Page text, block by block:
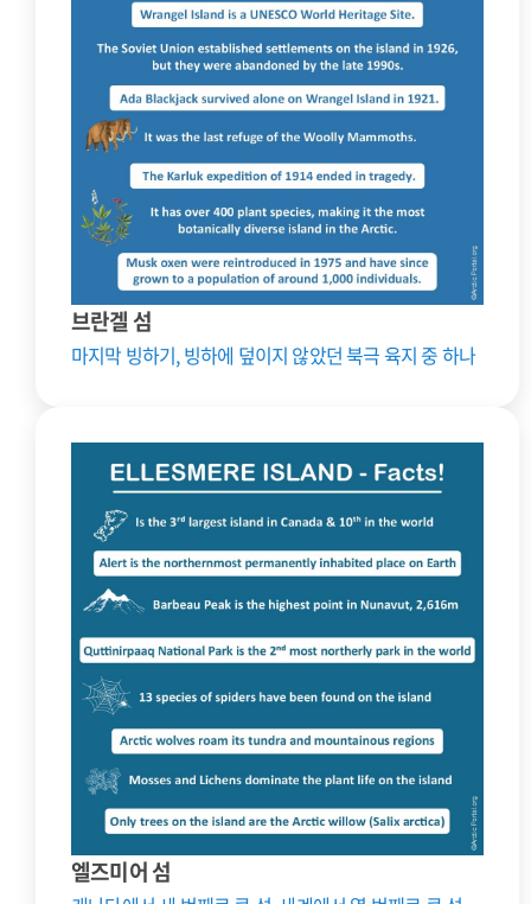
브란겔 섬
마지막 빙하기, 빙하에 덮이지 않았던 북극 육지 중 하나
엘즈미어 섬